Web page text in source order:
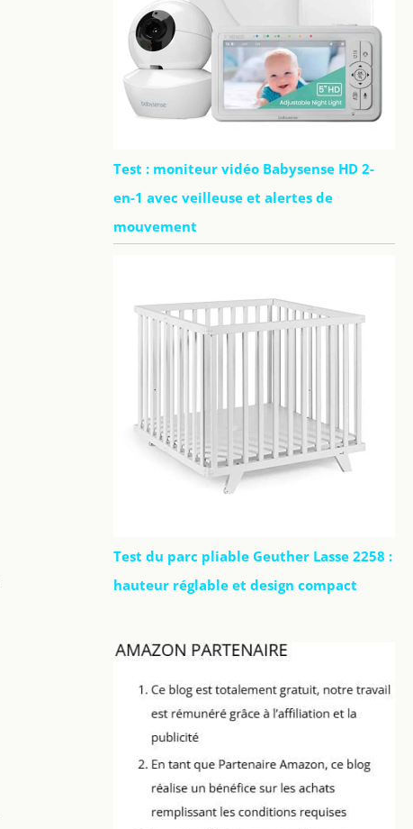
Test : moniteur vidéo Babysense HD 2-
en-1 avec veilleuse et alertes de
mouvement
Test du parc pliable Geuther Lasse 2258 :
hauteur réglable et design compact